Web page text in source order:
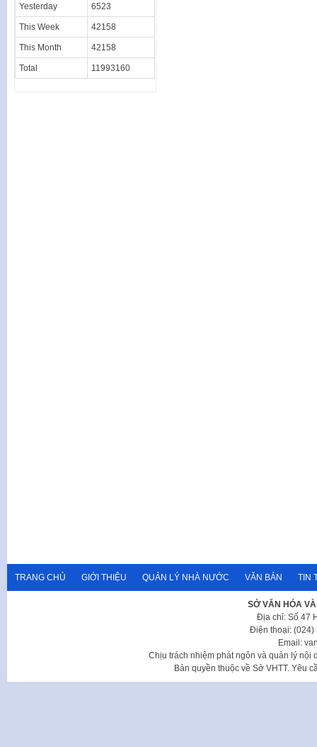
Yesterday 6523
This Week 42158
This Month 42158
Total 11993160
TRANG CHỦ GIỚI THIỆU QUẢN LÝ NHÀ NƯỚC VĂN BẢN TIN
SỞ VĂN HÓA
Địa chỉ: Số 47
Điện thoại: (024)
Email:
Chịu trách nhiệm phát ngôn và quản lý nội
Bản quyền thuộc về Sở VHTT. Yêu